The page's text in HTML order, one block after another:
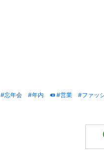
#忘年会 #年内 #営業 #ファッ